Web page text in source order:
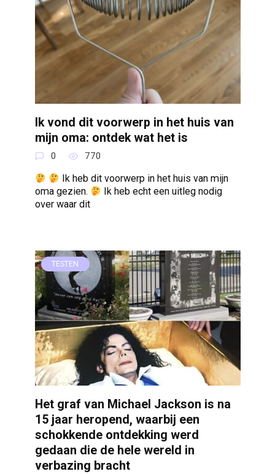
Ik vond dit voorwerp in het huis van
mijn oma: ontdek wat het is
0 770
Ik heb dit voorwerp in het huis van mijn
oma gezien.
Ik heb echt een uitleg nodig
over waar dit
TESTEN
Het graf van Michael Jackson is na
15 jaar heropend, waarbij een
schokkende ontdekking werd
gedaan die de hele wereld in
verbazing bracht